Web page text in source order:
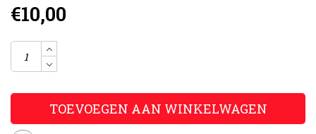
€10,00
TOEVOEGEN AAN WINKELWAGEN